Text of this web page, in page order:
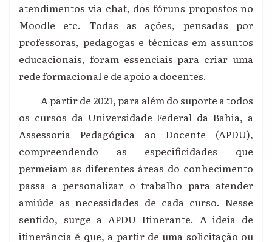
atendimentos via chat, dos fóruns propostos no
Moodle etc. Todas as ações, pensadas por
professoras, pedagogas e técnicas em assuntos
educacionais, foram essenciais para criar uma
rede formacional e de apoio a docentes.
A partir de 2021, para além do suporte a todos
os cursos da Universidade Federal da Bahia, a
Assessoria Pedagógica ao Docente (APDU),
compreendendo as especificidades que
permeiam as diferentes áreas do conhecimento
passa a personalizar o trabalho para atender
amiúde as necessidades de cada curso. Nesse
sentido, surge a APDU Itinerante. A ideia de
itinerância é que, a partir de uma solicitação ou